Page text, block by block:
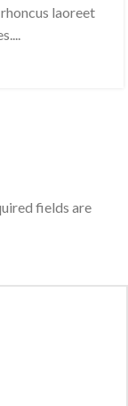
laoreet
fields are